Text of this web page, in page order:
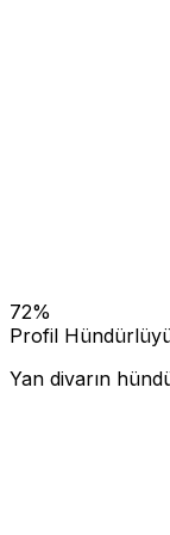
72%
Profil
Yan divarın